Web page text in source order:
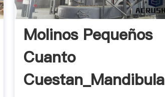
Molinos Pequeños
Cuanto
Cuestan_Mandibula